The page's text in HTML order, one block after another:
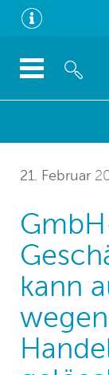
21. Februar
kann